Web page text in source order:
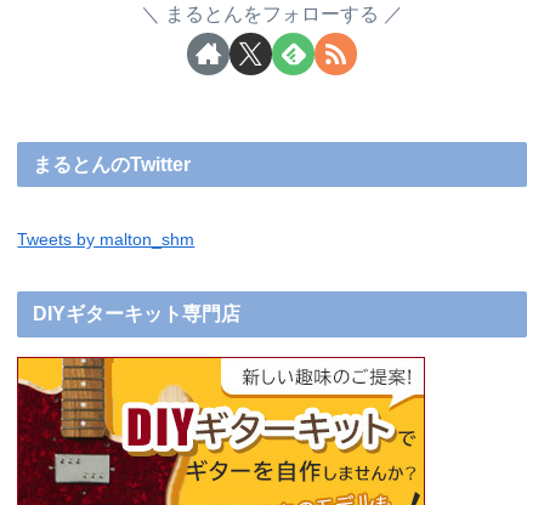
まるとんをフォローする
まるとんのTwitter
Tweets by malton_shm
DIYギターキット専門店